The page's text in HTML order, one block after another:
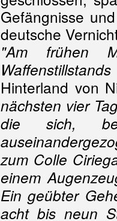
Gefängnisse
deutsche
"Am frühen
Hinterland von
nächsten vier
die sich,
zum Colle
einem
Ein geübter
acht bis neun